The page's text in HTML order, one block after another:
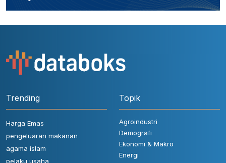
Trending
Harga Emas
pengeluaran makanan
agama islam
pelaku usaha
Topik
Agroindustri
Demografi
Ekonomi & Makro
Energi